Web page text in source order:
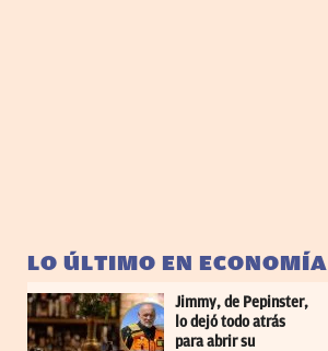
LO ÚLTIMO EN ECONOMÍA
Jimmy, de Pepinster,
lo dejó todo atrás
para abrir su